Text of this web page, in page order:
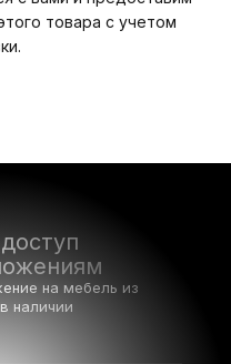
товара с учетом
на мебель из
наличии